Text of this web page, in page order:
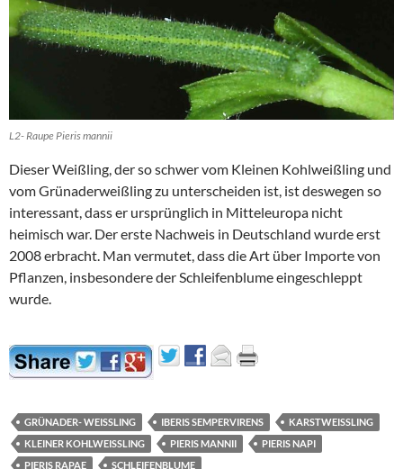
L2- Raupe Pieris mannii
Dieser Weißling, der so schwer vom Kleinen Kohlweißling und
vom Grünaderweißling zu unterscheiden ist, ist deswegen so
interessant, dass er ursprünglich in Mitteleuropa nicht
heimisch war. Der erste Nachweis in Deutschland wurde erst
2008 erbracht. Man vermutet, dass die Art über Importe von
Pflanzen, insbesondere der Schleifenblume eingeschleppt
wurde.
GRÜNADER- WEISSLING IBERIS SEMPERVIRENS
KARSTWEISSLING
KLEINER KOHLWEISSLING
PIERIS MANNII
PIERIS NAPI
PIERIS RAPAE
SCHLEIFENBLUME